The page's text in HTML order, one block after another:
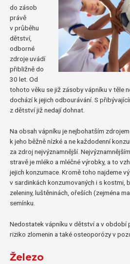
do zásob
právě
v průběhu
dětství,
odborné
zdroje uvádí
přibližně do
30 let. Od
tohoto věku se již zásoby vápníku v těle
dochází k jejich odbourávání. S
z dětství již nedají dohnat.
Na obsah vápníku je nejbohatším
k jeho běžně nízké a ne každodenní
za zdroj nejvýznamnější.
stravě je mléko a mléčné výrobky, a to
jejich konzumace. Kromě toho najdeme
v sardinkách konzumovaných i s kostmi,
zeleniny, luštěninách, ořeších (zejména
semínku.
Nedostatek vápníku v dětství a v období
riziko zlomenin a také osteoporózy v
Železo